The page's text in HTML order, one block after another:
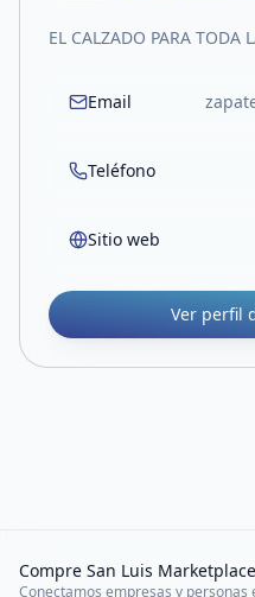
EL CALZADO PARA TODA
Email
Teléfono
Sitio web
Ver perfil
Compre San Luis Marketplace
Conectamos empresas y personas